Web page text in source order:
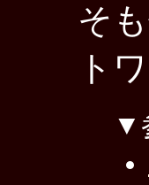
そ
ト
▼